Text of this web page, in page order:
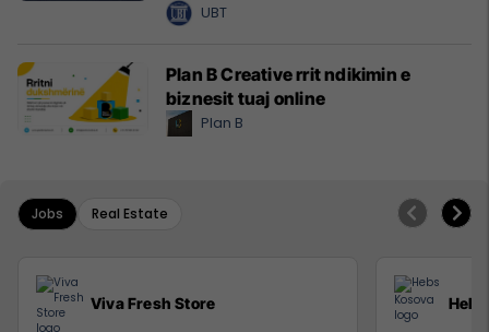
UBT
Plan B Creative rrit ndikimin e
biznesit tuaj online
Plan B
Jobs Real Estate
Viva Fresh Store